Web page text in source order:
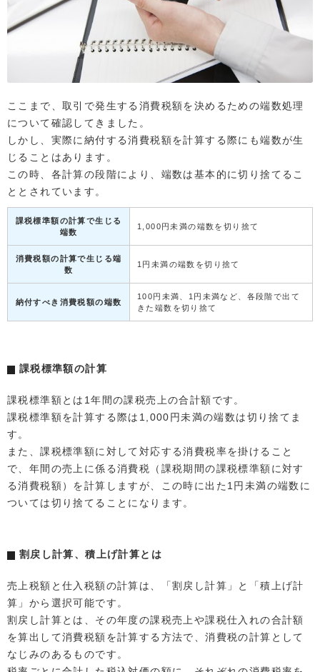
ここまで、取引で発生する消費税額を決めるための端数処理
について確認してきました。
しかし、実際に納付する消費税額を計算する際にも端数が生
じることはあります。
この時、各計算の段階により、端数は基本的に切り捨てるこ
ととされています。
課税標準額の計算で生じる
端数
1,000円未満の端数を切り捨て
消費税額の計算で生じる端
数
1円未満の端数を切り捨て
納付すべき消費税額の端数
100円未満、1円未満など、各段階で出て
きた端数を切り捨て
課税標準額の計算
課税標準額とは1年間の課税売上の合計額です。
課税標準額を計算する際は1,000円未満の端数は切り捨てま
す。
また、課税標準額に対して対応する消費税率を掛けること
で、年間の売上に係る消費税（課税期間の課税標準額に対す
る消費税額）を計算しますが、この時に出た1円未満の端数に
ついては切り捨てることになります。
割戻し計算、積上げ計算とは
売上税額と仕入税額の計算は、「割戻し計算」と「積上げ計
算」から選択可能です。
割戻し計算とは、その年度の課税売上や課税仕入れの合計額
を算出して消費税額を計算する方法で、消費税の計算として
なじみのあるものです。